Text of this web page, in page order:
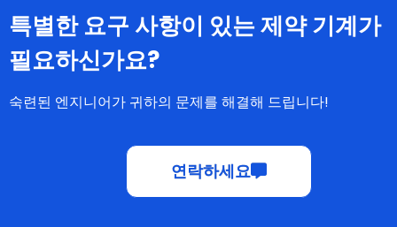
특별한 요구 사항이 있는 제약 기계가
필요하신가요?
숙련된 엔지니어가 귀하의 문제를 해결해 드립니다!
연락하세요